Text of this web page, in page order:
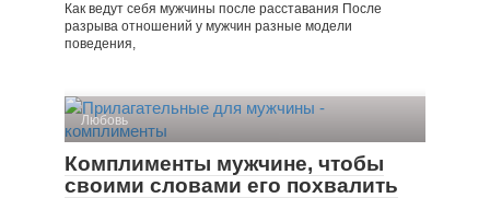
Как ведут себя мужчины после расставания После
разрыва отношений у мужчин разные модели
поведения,
Любовь
Комплименты мужчине, чтобы
своими словами его похвалить